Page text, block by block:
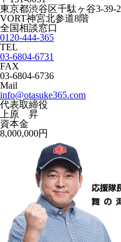
東京都渋谷区千駄ヶ谷3-39-2
VORT神宮北参道8階
全国相談窓口
0120-444-365
TEL
03-6804-6731
FAX
03-6804-6736
Mail
info@otasuke365.com
代表取締役
上原 昇
資本金
8,000,000円